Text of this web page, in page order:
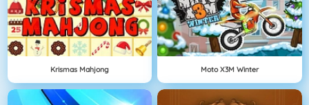
Krismas Mahjong Moto X3M Winter